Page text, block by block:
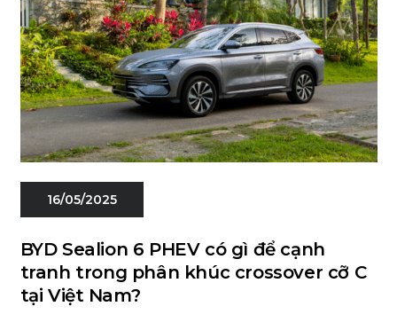
16/05/2025
BYD Sealion 6 PHEV có gì để cạnh
tranh trong phân khúc crossover cỡ C
tại Việt Nam?